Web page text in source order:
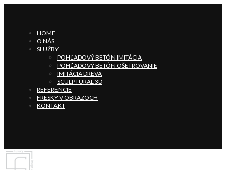
HOME
O NÁS
SLUŽBY
POHĽADOVÝ BETÓN IMITÁCIA
POHĽADOVÝ BETÓN OŠETROVANIE
IMITÁCIA DREVA
SCULPTURAL 3D
REFERENCIE
FRESKY V OBRAZOCH
KONTAKT